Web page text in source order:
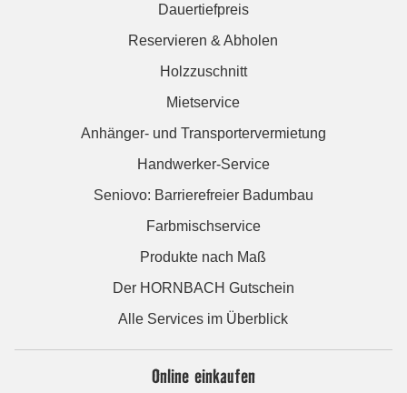
Dauertiefpreis
Reservieren & Abholen
Holzzuschnitt
Mietservice
Anhänger- und Transportervermietung
Handwerker-Service
Seniovo: Barrierefreier Badumbau
Farbmischservice
Produkte nach Maß
Der HORNBACH Gutschein
Alle Services im Überblick
Online einkaufen